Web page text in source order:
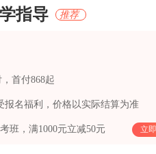
指导 推荐
首付868起
报名福利，价格以实际结算为准
班，满1000元立减50元 立